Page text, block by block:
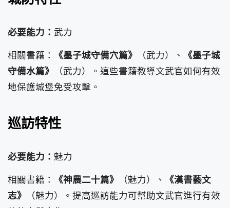
必要能力： 武力
相關書籍：
《墨子城守備穴篇》 （武力）、
《墨子城
守備水篇》
（武力）。這些書籍教導文武官如何有效
地保護城堡免受攻擊。
巡訪特性
必要能力： 魅力
相關書籍：
《神農二十篇》 （魅力）、
《漢書藝文
志》
（魅力）。提高巡訪能力可幫助文武官進行有效